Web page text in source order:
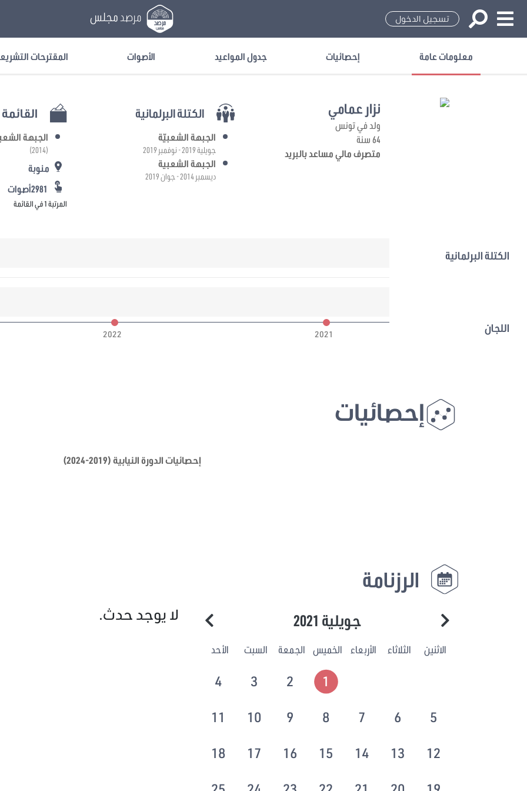
تسجيل الدخول مرصد مجلس
معلومات عامة إحصائيات جدول المواعيد الأصوات المقترحات
نزار عمامي
ولد في تونس
64 سنة
متصرف مالي مساعد بالبريد
الكتلة البرلمانية
الجبهة الشعبيّة
جويلية 2019 - نوفمبر 2019
الجبهة الشعبية
ديسمبر 2014 - جوان 2019
القائمة
الجبهة
(2014)
منوبة
المرتبة 1 في القائمة
الكتلة البرلمانية
اللجان 2021
2022
إحصائيات
إحصائيات الدورة النيابية (2019-2024)
الرزنامة
جويلية 2021
الاثنين الثلاثاء الأربعاء الخميس الجمعة السبت الأحد
1
2
3
4
5
6
7
8
9
10
11
12
13
14
15
16
17
18
لا يوجد حدث.